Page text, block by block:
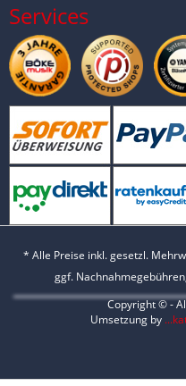
Services
* Alle Preise inkl. gesetzl.
ggf.
Copyright © -
Umsetzung by